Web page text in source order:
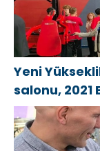
Yeni
salonu, 2021
kapsamında